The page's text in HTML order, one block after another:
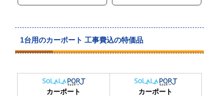
1台用のカーポート 工事費込の特価品
カーポート カーポート